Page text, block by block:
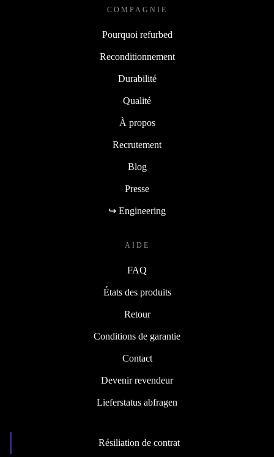
COMPAGNIE
Pourquoi refurbed
Reconditionnement
Durabilité
Qualité
À propos
Recrutement
Blog
Presse
↪ Engineering
AIDE
FAQ
États des produits
Retour
Conditions de garantie
Contact
Devenir revendeur
Lieferstatus abfragen
Résiliation de contrat